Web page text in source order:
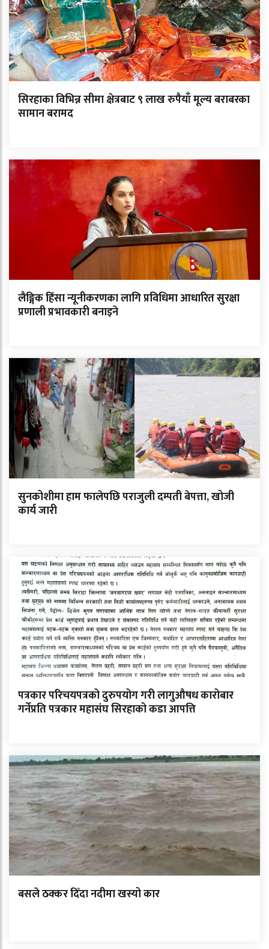
सिरहाका विभिन्न सीमा क्षेत्रबाट ९ लाख रुपैयाँ मूल्य बराबरका
सामान बरामद
लैङ्गिक हिंसा न्यूनीकरणका लागि प्रविधिमा आधारित सुरक्षा
प्रणाली प्रभावकारी बनाइने
सुनकोशीमा हाम फालेपछि पराजुली दम्पती बेपत्ता, खोजी
कार्य जारी
पत्रकार परिचयपत्रको दुरुपयोग गरी लागुऔषध कारोबार
गर्नेप्रति पत्रकार महासंघ सिरहाको कडा आपत्ति
बसले ठक्कर दिँदा नदीमा खस्यो कार